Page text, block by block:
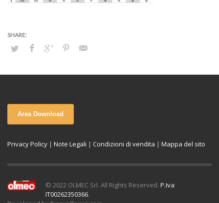
Area Download
Privacy Policy | Note Legali | Condizioni di vendita | Mappa del sito
© 2022 OLMEC Srl. All Rights Reserved. P.Iva
IT00262350366.